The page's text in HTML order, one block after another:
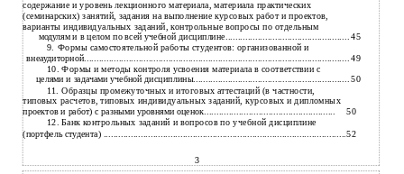
содержание и уровень лекционного материала, материала практических
(семинарских) занятий, задания на выполнение курсовых работ и проектов,
варианты индивидуальных заданий, контрольные вопросы по отдельным
модулям и в целом по всей учебной дисциплине..................................................45
9. Формы самостоятельной работы студентов: организованной и
внеаудиторной...........................................................................................................49
10. Формы и методы контроля усвоения материала в соответствии с
целями и задачами учебной дисциплины...............................................................50
11. Образцы промежуточных и итоговых аттестаций (в частности,
типовых расчетов, типовых индивидуальных заданий, курсовых и дипломных
проектов и работ) с разными уровнями оценок.....................................................
50
12. Банк контрольных заданий и вопросов по учебной дисциплине
(портфель студента) ..................................................................................................52
3